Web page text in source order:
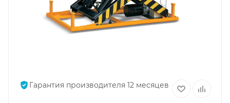
Гарантия производителя 12 месяцев